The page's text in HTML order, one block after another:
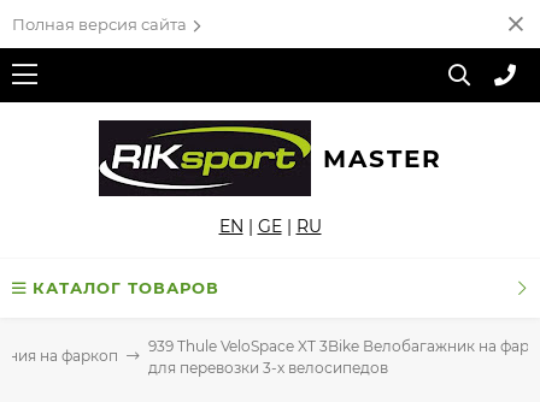
Полная версия сайта
MASTER
EN | GE| RU
КАТАЛОГ ТОВАРОВ
на фаркоп
939 Thule VeloSpace XT 3Bike Велобагажник на
для перевозки 3-х велосипедов